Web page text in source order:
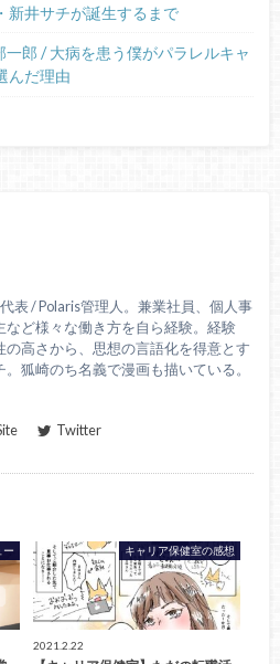
新井サチが誕生するまで
一郎 / 大病を患う僕がパラレルキャ
んだ理由
表 / Polaris管理人。兼業社員、個人事
など様々な働き方を自ら経験。経験
の高さから、思想の言語化を得意とす
狐崎のち名義で漫画も描いている。
Twitter
ー キャリア保健室の感想
2021.2.22